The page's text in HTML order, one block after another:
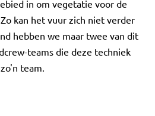
in om vegetatie voor de
kan het vuur zich niet verder
hebben we maar twee van dit
teams die deze techniek
team.